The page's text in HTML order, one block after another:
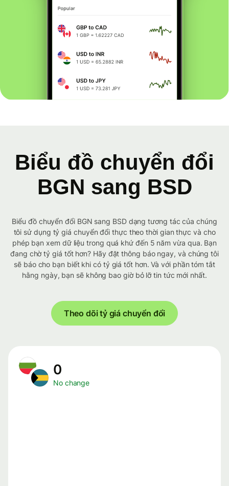
Biểu đồ chuyển đổi
BGN sang BSD
Biểu đồ chuyển đổi BGN sang BSD dạng tương tác của chúng
tôi sử dụng tỷ giá chuyển đổi thực theo thời gian thực và cho
phép bạn xem dữ liệu trong quá khứ đến 5 năm vừa qua. Bạn
đang chờ tỷ giá tốt hơn? Hãy đặt thông báo ngay, và chúng tôi
sẽ báo cho bạn biết khi có tỷ giá tốt hơn. Và với phần tóm tắt
hằng ngày, bạn sẽ không bao giờ bỏ lỡ tin tức mới nhất.
Theo dõi tỷ giá chuyển đổi
0
No change